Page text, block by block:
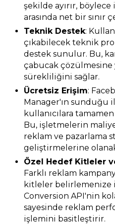
şekilde ayırır, böylece
arasında net bir sınır
Teknik Destek:
çıkabilecek teknik
destek sunulur. Bu,
çabucak çözülmesine
sürekliliğini sağlar.
Ücretsiz Erişim:
Manager'ın sunduğu
kullanıcılara
Bu, işletmelerin
reklam ve pazarlama
geliştirmelerine
Özel Hedef Kitleler
Farklı reklam
kitleler belirlemenize
Conversion API'nin
sayesinde reklam
işlemini basitleştirir.